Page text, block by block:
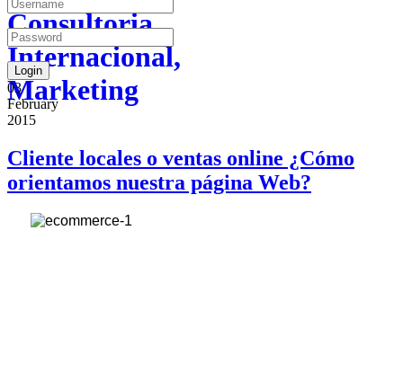
03
February
2015
Cliente locales o ventas online ¿Cómo
orientamos nuestra página Web?